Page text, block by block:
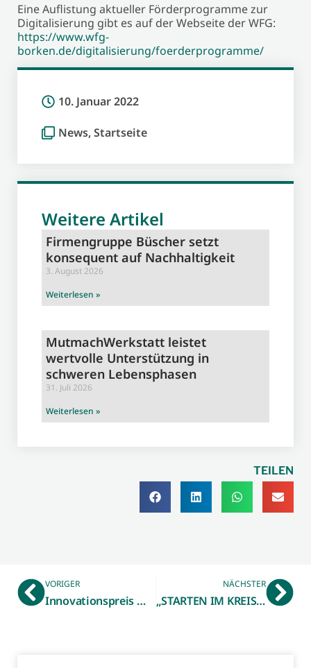
Eine Auflistung aktueller Förderprogramme zur
Digitalisierung gibt es auf der Webseite der WFG:
https://www.wfg-
borken.de/digitalisierung/foerderprogramme/
10. Januar 2022
News,Startseite
Weitere Artikel
Firmengruppe Büscher setzt
konsequent auf Nachhaltigkeit
3. August 2026
Weiterlesen »
MutmachWerkstatt leistet
wertvolle Unterstützung in
schweren Lebensphasen
31. Juli 2026
Weiterlesen »
TEILEN
VORIGER
Innovationspreis Münsterland 2021/22 – Bewerbungsphase ist gestartet
NÄCHSTER
„STARTEN IM KREIS BORKEN 2022“ – Startercenter NRW der WFG stellt Qualifizierungs-Programm vor